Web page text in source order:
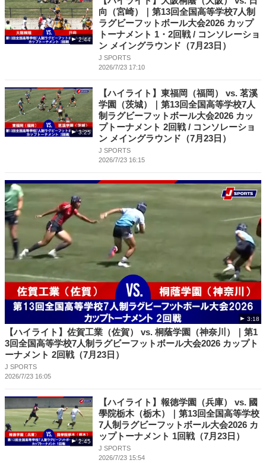
2:44
向（宮崎）｜第13回全国高等学校7人制
ラグビーフットボール大会2026 カップ
トーナメント 1・2回戦 / コンソレーショ
ン メイングラウンド（7月23日）
J SPORTS
2026/7/23 17:10
3:25
【ハイライト】東福岡（福岡） vs. 茗溪
学園（茨城）｜第13回全国高等学校7人
制ラグビーフットボール大会2026 カッ
プトーナメント 2回戦 / コンソレーショ
ン メイングラウンド（7月23日）
J SPORTS
2026/7/23 16:15
3:18
【ハイライト】佐賀工業（佐賀） vs. 桐蔭学園（神奈川）｜第1
3回全国高等学校7人制ラグビーフットボール大会2026 カップト
ーナメント 2回戦（7月23日）
J SPORTS
2026/7/23 16:05
2:45
【ハイライト】報徳学園（兵庫） vs. 國
學院栃木（栃木）｜第13回全国高等学校
7人制ラグビーフットボール大会2026 カ
ップトーナメント 1回戦（7月23日）
J SPORTS
2026/7/23 15:54